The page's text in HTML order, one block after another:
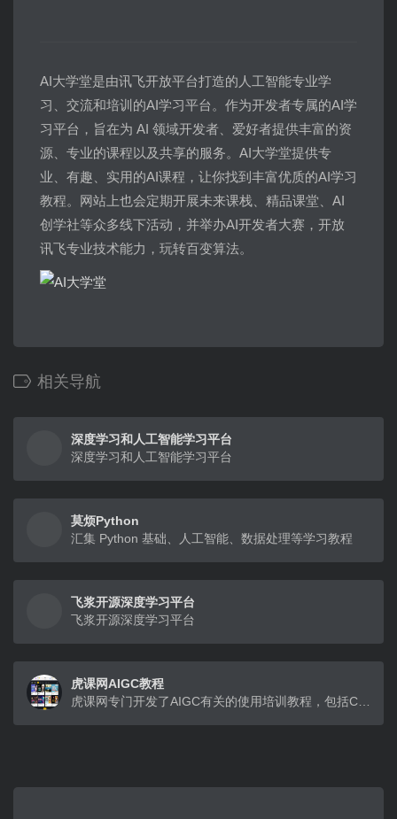
AI大学堂是由讯飞开放平台打造的人工智能专业学
习、交流和培训的AI学习平台。作为开发者专属的AI学
习平台，旨在为 AI 领域开发者、爱好者提供丰富的资
源、专业的课程以及共享的服务。AI大学堂提供专
业、有趣、实用的AI课程，让你找到丰富优质的AI学习
教程。网站上也会定期开展未来课栈、精品课堂、AI
创学社等众多线下活动，并举办AI开发者大赛，开放
讯飞专业技术能力，玩转百变算法。
相关导航
深度学习和人工智能学习平台
深度学习和人工智能学习平台
莫烦Python
汇集 Python 基础、人工智能、数据处理等学习教程
飞浆开源深度学习平台
飞浆开源深度学习平台
虎课网AIGC教程
虎课网专门开发了AIGC有关的使用培训教程，包括ChatGPT进阶教程、AI绘画教程(例如Midjourney、Stable Diffusion)、电商设计等多种AI设计培训课，旨在帮助用户快速入门AIGC技术，并在实际工作中应用。 并且开设Prompt广场，可以看到优秀的AI作品，点开后还能一键复制关键词，有比较活跃的AIGC社区氛围。